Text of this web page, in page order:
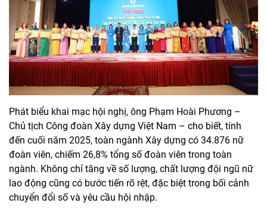
Phát biểu khai mạc hội nghị, ông Phạm Hoài Phương –
Chủ tịch Công đoàn Xây dựng Việt Nam – cho biết, tính
đến cuối năm 2025, toàn ngành Xây dựng có 34.876 nữ
đoàn viên, chiếm 26,8% tổng số đoàn viên trong toàn
ngành. Không chỉ tăng về số lượng, chất lượng đội ngũ nữ
lao động cũng có bước tiến rõ rệt, đặc biệt trong bối cảnh
chuyển đổi số và yêu cầu hội nhập.